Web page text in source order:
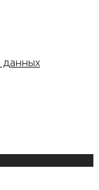
данных